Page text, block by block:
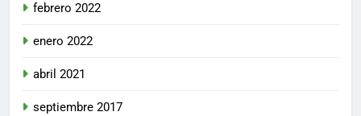
febrero 2022
enero 2022
abril 2021
septiembre 2017